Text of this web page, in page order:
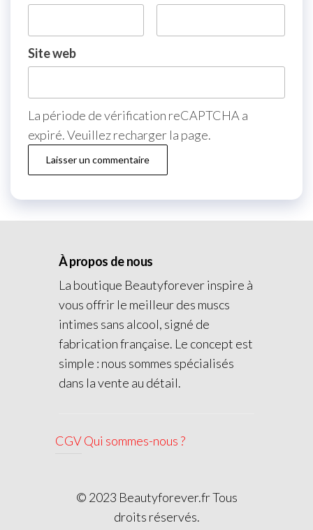
Site web
La période de vérification reCAPTCHA a
expiré. Veuillez recharger la page.
À propos de nous
La boutique Beautyforever inspire à
vous offrir le meilleur des muscs
intimes sans alcool, signé de
fabrication française. Le concept est
simple : nous sommes spécialisés
dans la vente au détail.
CGVQui sommes-nous ?
© 2023 Beautyforever.fr Tous
droits réservés.